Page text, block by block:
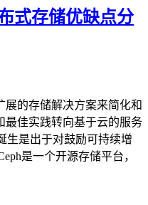
式存储优缺点分
的存储解决方案来简化和
最佳实践转向基于云的服务
生是出于对鼓励可持续增
是一个开源存储平台，